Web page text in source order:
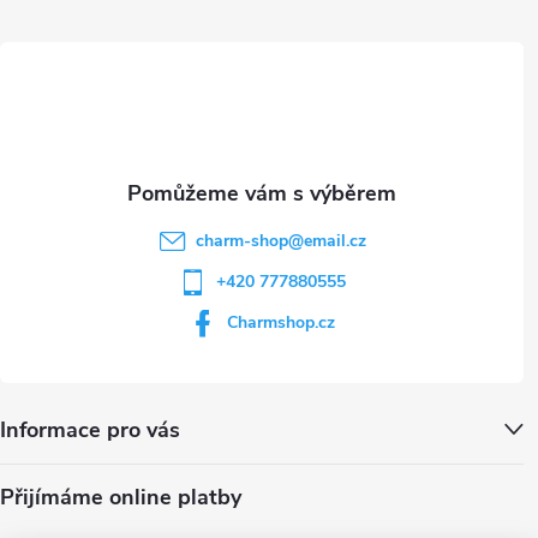
charm-shop@email.cz
+420 777880555
Charmshop.cz
Informace pro vás
Přijímáme online platby